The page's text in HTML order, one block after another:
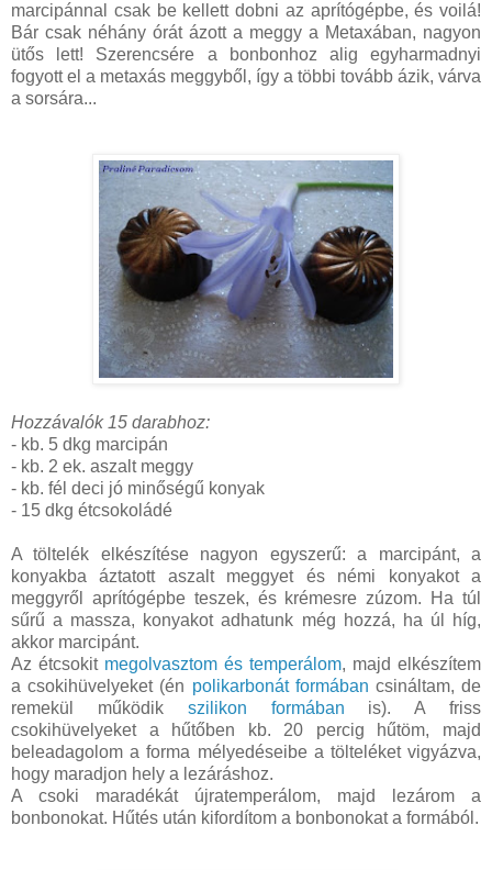
marcipánnal csak be kellett dobni az aprítógépbe, és voilá!
Bár csak néhány órát ázott a meggy a Metaxában, nagyon
ütős lett! Szerencsére a bonbonhoz alig egyharmadnyi
fogyott el a metaxás meggyből, így a többi tovább ázik, várva
a sorsára...
Hozzávalók 15 darabhoz:
- kb. 5 dkg marcipán
- kb. 2 ek. aszalt meggy
- kb. fél deci jó minőségű konyak
- 15 dkg étcsokoládé
A töltelék elkészítése nagyon egyszerű: a marcipánt, a
konyakba áztatott aszalt meggyet és némi konyakot a
meggyről aprítógépbe teszek, és krémesre zúzom. Ha túl
sűrű a massza, konyakot adhatunk még hozzá, ha úl híg,
akkor marcipánt.
Az étcsokit megolvasztom és temperálom, majd elkészítem
a csokihüvelyeket (én polikarbonát formában csináltam, de
remekül működik szilikon formában is). A friss
csokihüvelyeket a hűtőben kb. 20 percig hűtöm, majd
beleadagolom a forma mélyedéseibe a tölteléket vigyázva,
hogy maradjon hely a lezáráshoz.
A csoki maradékát újratemperálom, majd lezárom a
bonbonokat. Hűtés után kifordítom a bonbonokat a formából.